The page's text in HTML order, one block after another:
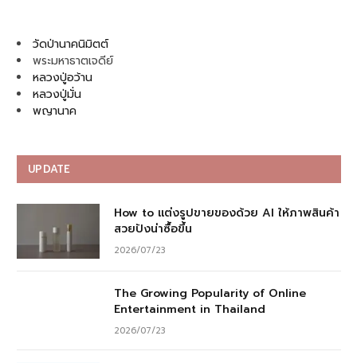
วัดป่านาคนิมิตต์
พระมหาธาตเจดีย์
หลวงปู่อว้าน
หลวงปู่มั่น
พญานาค
UPDATE
How to แต่งรูปขายของด้วย AI ให้ภาพสินค้า
สวยปังน่าซื้อขึ้น
2026/07/23
The Growing Popularity of Online
Entertainment in Thailand
2026/07/23